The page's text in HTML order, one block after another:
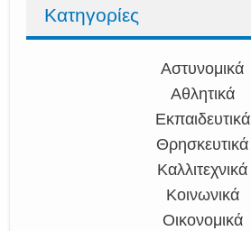
Κατηγορίες
Αστυνομικά
Αθλητικά
Εκπαιδευτικά
Θρησκευτικά
Καλλιτεχνικά
Κοινωνικά
Οικονομικά